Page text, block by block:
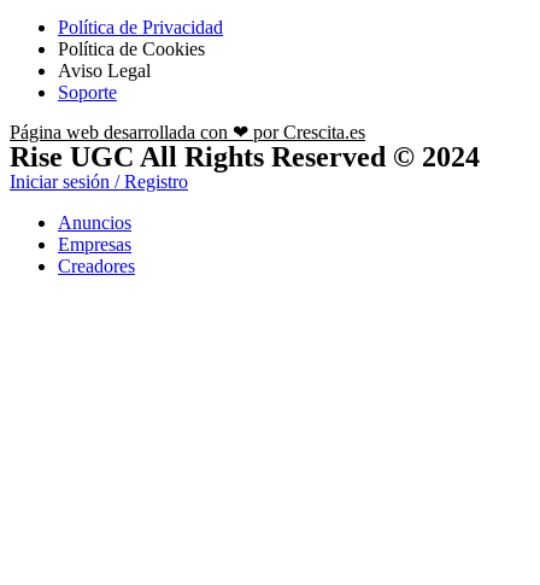
Política de Privacidad
Política de Cookies
Aviso Legal
Soporte
Página web desarrollada con ❤ por Crescita.es
Rise UGC All Rights Reserved © 2024
Iniciar sesión / Registro
Anuncios
Empresas
Creadores